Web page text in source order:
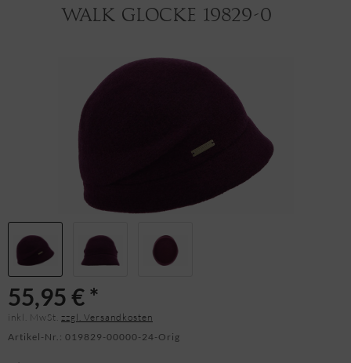
Walk Glocke 19829-0
55,95 € *
inkl. MwSt. zzgl. Versandkosten
Artikel-Nr.: 019829-00000-24-Orig